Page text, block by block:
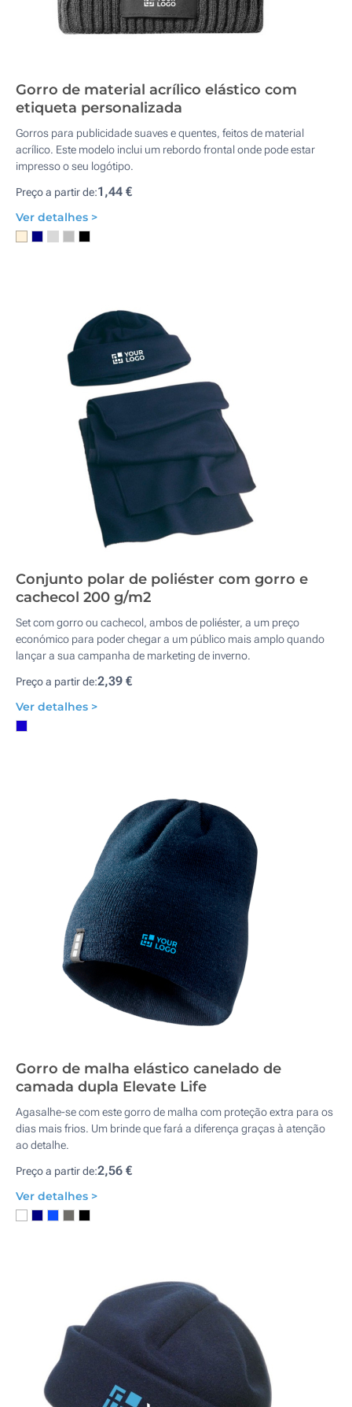
Gorro de material acrílico elástico com
etiqueta personalizada
Gorros para publicidade suaves e quentes, feitos de material
acrílico. Este modelo inclui um rebordo frontal onde pode estar
impresso o seu logótipo.
Preço a partir de:1,44 €
Ver detalhes >
Conjunto polar de poliéster com gorro e
cachecol 200 g/m2
Set com gorro ou cachecol, ambos de poliéster, a um preço
económico para poder chegar a um público mais amplo quando
lançar a sua campanha de marketing de inverno.
Preço a partir de:2,39 €
Ver detalhes >
Gorro de malha elástico canelado de
camada dupla Elevate Life
Agasalhe-se com este gorro de malha com proteção extra para os
dias mais frios. Um brinde que fará a diferença graças à atenção
ao detalhe.
Preço a partir de:2,56 €
Ver detalhes >